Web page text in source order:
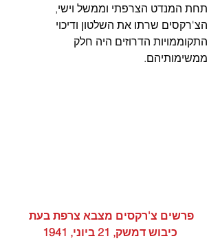
תחת המנדט הצרפתי וממשל וישי,
הצ'רקסים שרתו את השלטון ודיכוי
התקוממויות הדרוזים היה חלק
ממשימותיהם.
פרשים צ'רקסים מצבא צרפת בעת
כיבוש דמשק, 21 ביוני, 1941